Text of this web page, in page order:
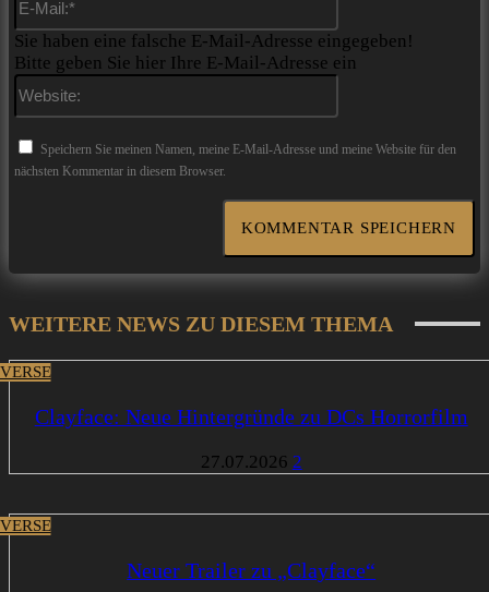
Sie haben eine falsche E-Mail-Adresse eingegeben!
Bitte geben Sie hier Ihre E-Mail-Adresse ein
Website:
Speichern Sie meinen Namen, meine E-Mail-Adresse und meine Website für den
nächsten Kommentar in diesem Browser.
WEITERE NEWS ZU DIESEM THEMA
Clayface: Neue Hintergründe zu DCs Horrorfilm
27.07.2026 2
Neuer Trailer zu „Clayface“